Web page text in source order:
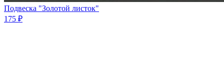
Подвеска "Золотой листок"
175 ₽